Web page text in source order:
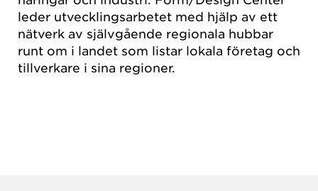
leder utvecklingsarbetet med hjälp av ett
nätverk av självgående regionala hubbar
runt om i landet som listar lokala företag och
tillverkare i sina regioner.